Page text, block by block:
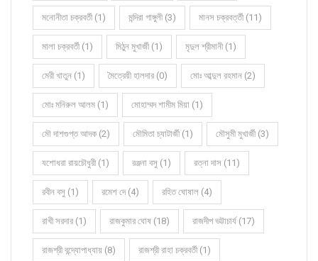
মনোনীতা চক্রবর্তী (1) মন্দিরা গাঙ্গুলী (3) মানস চক্রবর্ত্তী (11)
মালা চক্রবর্তী (1) মিঠুন মুখার্জী (1) মৃদুল শ্রীমানী (1)
মেরী খাতুন (1) মৈত্রেয়ী হালদার (0) মোঃ আব্দুল রহমান (2)
মোঃ মনিরুল আলম (1) মোহাম্মদ শামীম মিয়া (1)
মৌ দাশগুপ্ত আদক (2) মৌমিতা চ্যাটার্জী (1) মৌসুমী মুখার্জী (3)
যশোধরা রায়চৌধুরী (1) রঞ্জনা বসু (1) রত্না দাস (11)
রবীন বসু (1) রমেশ দে (4) রহিত ঘোষাল (4)
রাখী সরদার (1) রাজকুমার ঘোষ (18) রাজদীপ ভট্টাচার্য (17)
রাজশ্রী বন্দ্যোপাধ্যায় (8) রাজশ্রী রাহা চক্রবর্তী (1)